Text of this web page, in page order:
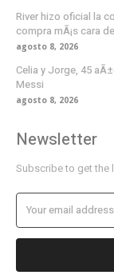
River hizo oficial la
compra mÃ¡s cara
agosto 8, 2026
Celia y Jorge, 45
Messi
agosto 8, 2026
Newsletter
Subscribe to get the